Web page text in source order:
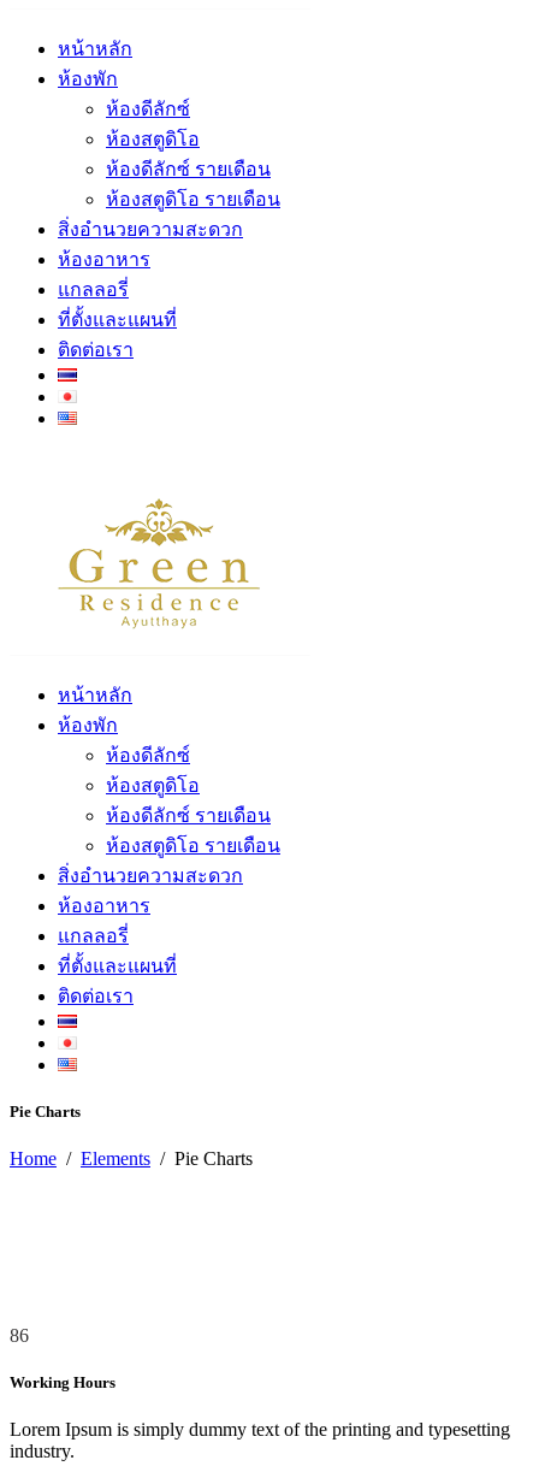
หน้าหลัก
ห้องพัก
ห้องดีลักซ์
ห้องสตูดิโอ
ห้องดีลักซ์ รายเดือน
ห้องสตูดิโอ รายเดือน
สิ่งอำนวยความสะดวก
ห้องอาหาร
แกลลอรี่
ที่ตั้งและแผนที่
ติดต่อเรา
หน้าหลัก
ห้องพัก
ห้องดีลักซ์
ห้องสตูดิโอ
ห้องดีลักซ์ รายเดือน
ห้องสตูดิโอ รายเดือน
สิ่งอำนวยความสะดวก
ห้องอาหาร
แกลลอรี่
ที่ตั้งและแผนที่
ติดต่อเรา
Pie Charts
Home / Elements / Pie Charts
86
Working Hours
Lorem Ipsum is simply dummy text of the printing and typesetting
industry.